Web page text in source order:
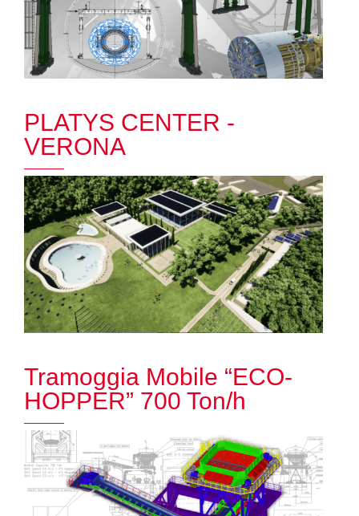
PLATYS CENTER -
VERONA
Tramoggia Mobile “ECO-
HOPPER” 700 Ton/h